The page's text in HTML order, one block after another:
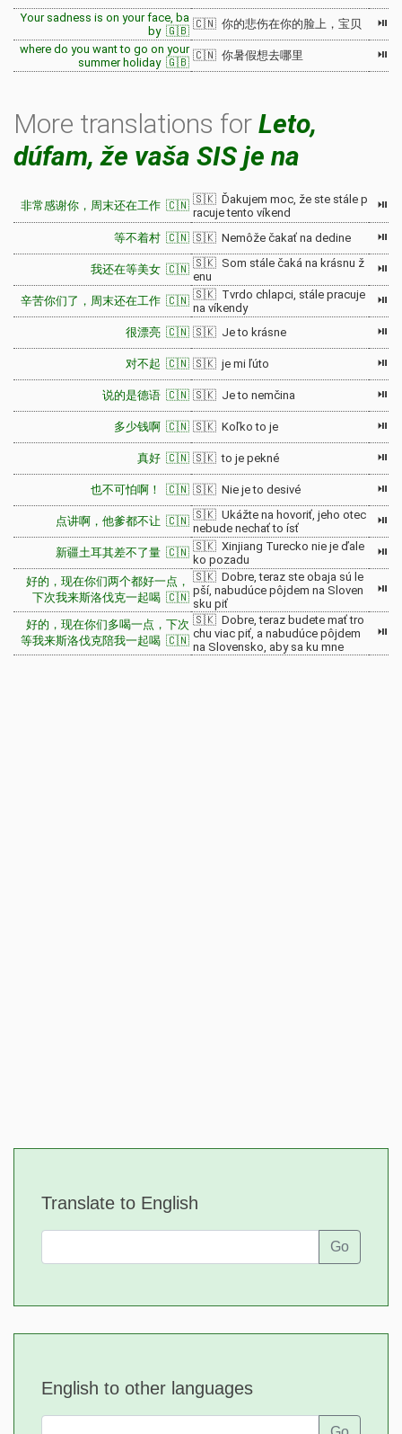
Your sadness is on your face, ba
by 🇬🇧
🇨🇳 你的悲伤在你的脸上，宝贝
⏯
where do you want to go on your
summer holiday 🇬🇧
🇨🇳 你暑假想去哪里 ⏯
More translations for Leto,
dúfam, že vaša SIS je na
非常感谢你，周末还在工作 🇨🇳 🇸🇰 Ďakujem moc, že ste stále p
racuje tento víkend
⏯
等不着村 🇨🇳 🇸🇰 Nemôže čakať na dedine ⏯
我还在等美女 🇨🇳 🇸🇰 Som stále čaká na krásnu ž
enu
⏯
辛苦你们了，周末还在工作 🇨🇳 🇸🇰 Tvrdo chlapci, stále pracuje
na víkendy
⏯
很漂亮 🇨🇳 🇸🇰 Je to krásne ⏯
对不起 🇨🇳 🇸🇰 je mi ľúto ⏯
说的是德语 🇨🇳 🇸🇰 Je to nemčina ⏯
多少钱啊 🇨🇳 🇸🇰 Koľko to je ⏯
真好 🇨🇳 🇸🇰 to je pekné ⏯
也不可怕啊！ 🇨🇳 🇸🇰 Nie je to desivé ⏯
点讲啊，他爹都不让 🇨🇳 🇸🇰 Ukážte na hovoriť, jeho otec
nebude nechať to ísť
⏯
新疆土耳其差不了量 🇨🇳 🇸🇰 Xinjiang Turecko nie je ďale
ko pozadu
⏯
好的，现在你们两个都好一点，
下次我来斯洛伐克一起喝 🇨🇳
🇸🇰 Dobre, teraz ste obaja sú le
pší, nabudúce pôjdem na Sloven
sku piť
⏯
好的，现在你们多喝一点，下次
等我来斯洛伐克陪我一起喝 🇨🇳
🇸🇰 Dobre, teraz budete mať tro
chu viac piť, a nabudúce pôjdem
na Slovensko, aby sa ku mne
⏯
Translate to English
Go
English to other languages